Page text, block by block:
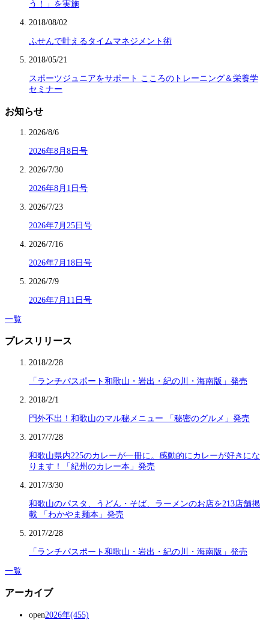
う！」を実施
2018/08/02
ふせんで叶えるタイムマネジメント術
2018/05/21
スポーツジュニアをサポート こころのトレーニング＆栄養学
セミナー
お知らせ
2026/8/6
2026年8月8日号
2026/7/30
2026年8月1日号
2026/7/23
2026年7月25日号
2026/7/16
2026年7月18日号
2026/7/9
2026年7月11日号
一覧
プレスリリース
2018/2/28
「ランチパスポート和歌山・岩出・紀の川・海南版」発売
2018/2/1
門外不出！和歌山のマル秘メニュー 「秘密のグルメ」発売
2017/7/28
和歌山県内225のカレーが一冊に。感動的にカレーが好きにな
ります！「紀州のカレー本」発売
2017/3/30
和歌山のパスタ、うどん・そば、ラーメンのお店を213店舗掲
載 「わかやま麺本」発売
2017/2/28
「ランチパスポート和歌山・岩出・紀の川・海南版」発売
一覧
アーカイブ
open2026年(455)